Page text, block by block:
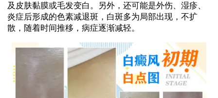
及皮肤黏膜或毛发变白。另外，还可能是外伤、湿疹、
炎症后形成的色素减退斑，白斑多为局部出现，不扩
散，随着时间推移，病症逐渐减轻。